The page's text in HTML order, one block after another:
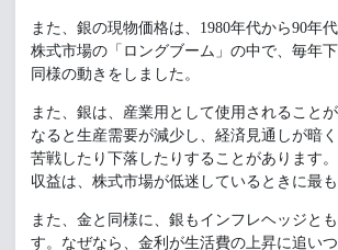
また、銀の現物価格は、1980年代から90年
株式市場の「ロングブーム」の中で、毎年
同様の動きをしました。
また、銀は、産業用として使用されること
なると生産需要が減少し、経済見通しが暗
苦戦したり下落したりすることがあります
収益は、株式市場が低迷しているときに最も
また、金と同様に、銀もインフレヘッジと
す。なぜなら、金利が生活費の上昇に追い